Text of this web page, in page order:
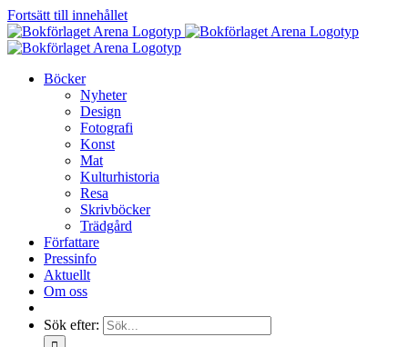
Fortsätt till innehållet
Böcker
Nyheter
Design
Fotografi
Konst
Mat
Kulturhistoria
Resa
Skrivböcker
Trädgård
Författare
Pressinfo
Aktuellt
Om oss
Sök efter: